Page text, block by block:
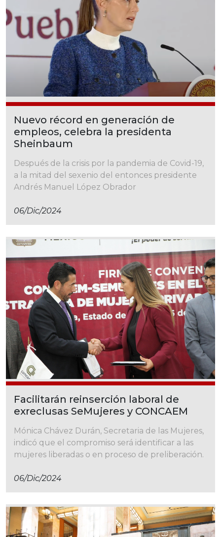
Nuevo récord en generación de
empleos, celebra la presidenta
Sheinbaum
Después de la crisis por la pandemia de Covid-19,
a la mitad del sexenio del entonces presidente
Andrés Manuel López Obrador
06/dic/2024
Facilitarán reinserción laboral de
exreclusas SeMujeres y CONCAEM
Mónica Chávez Durán, Secretaria de las Mujeres,
indicó que el compromiso será identificar a las
mujeres liberadas o en proceso de preliberación.
06/dic/2024